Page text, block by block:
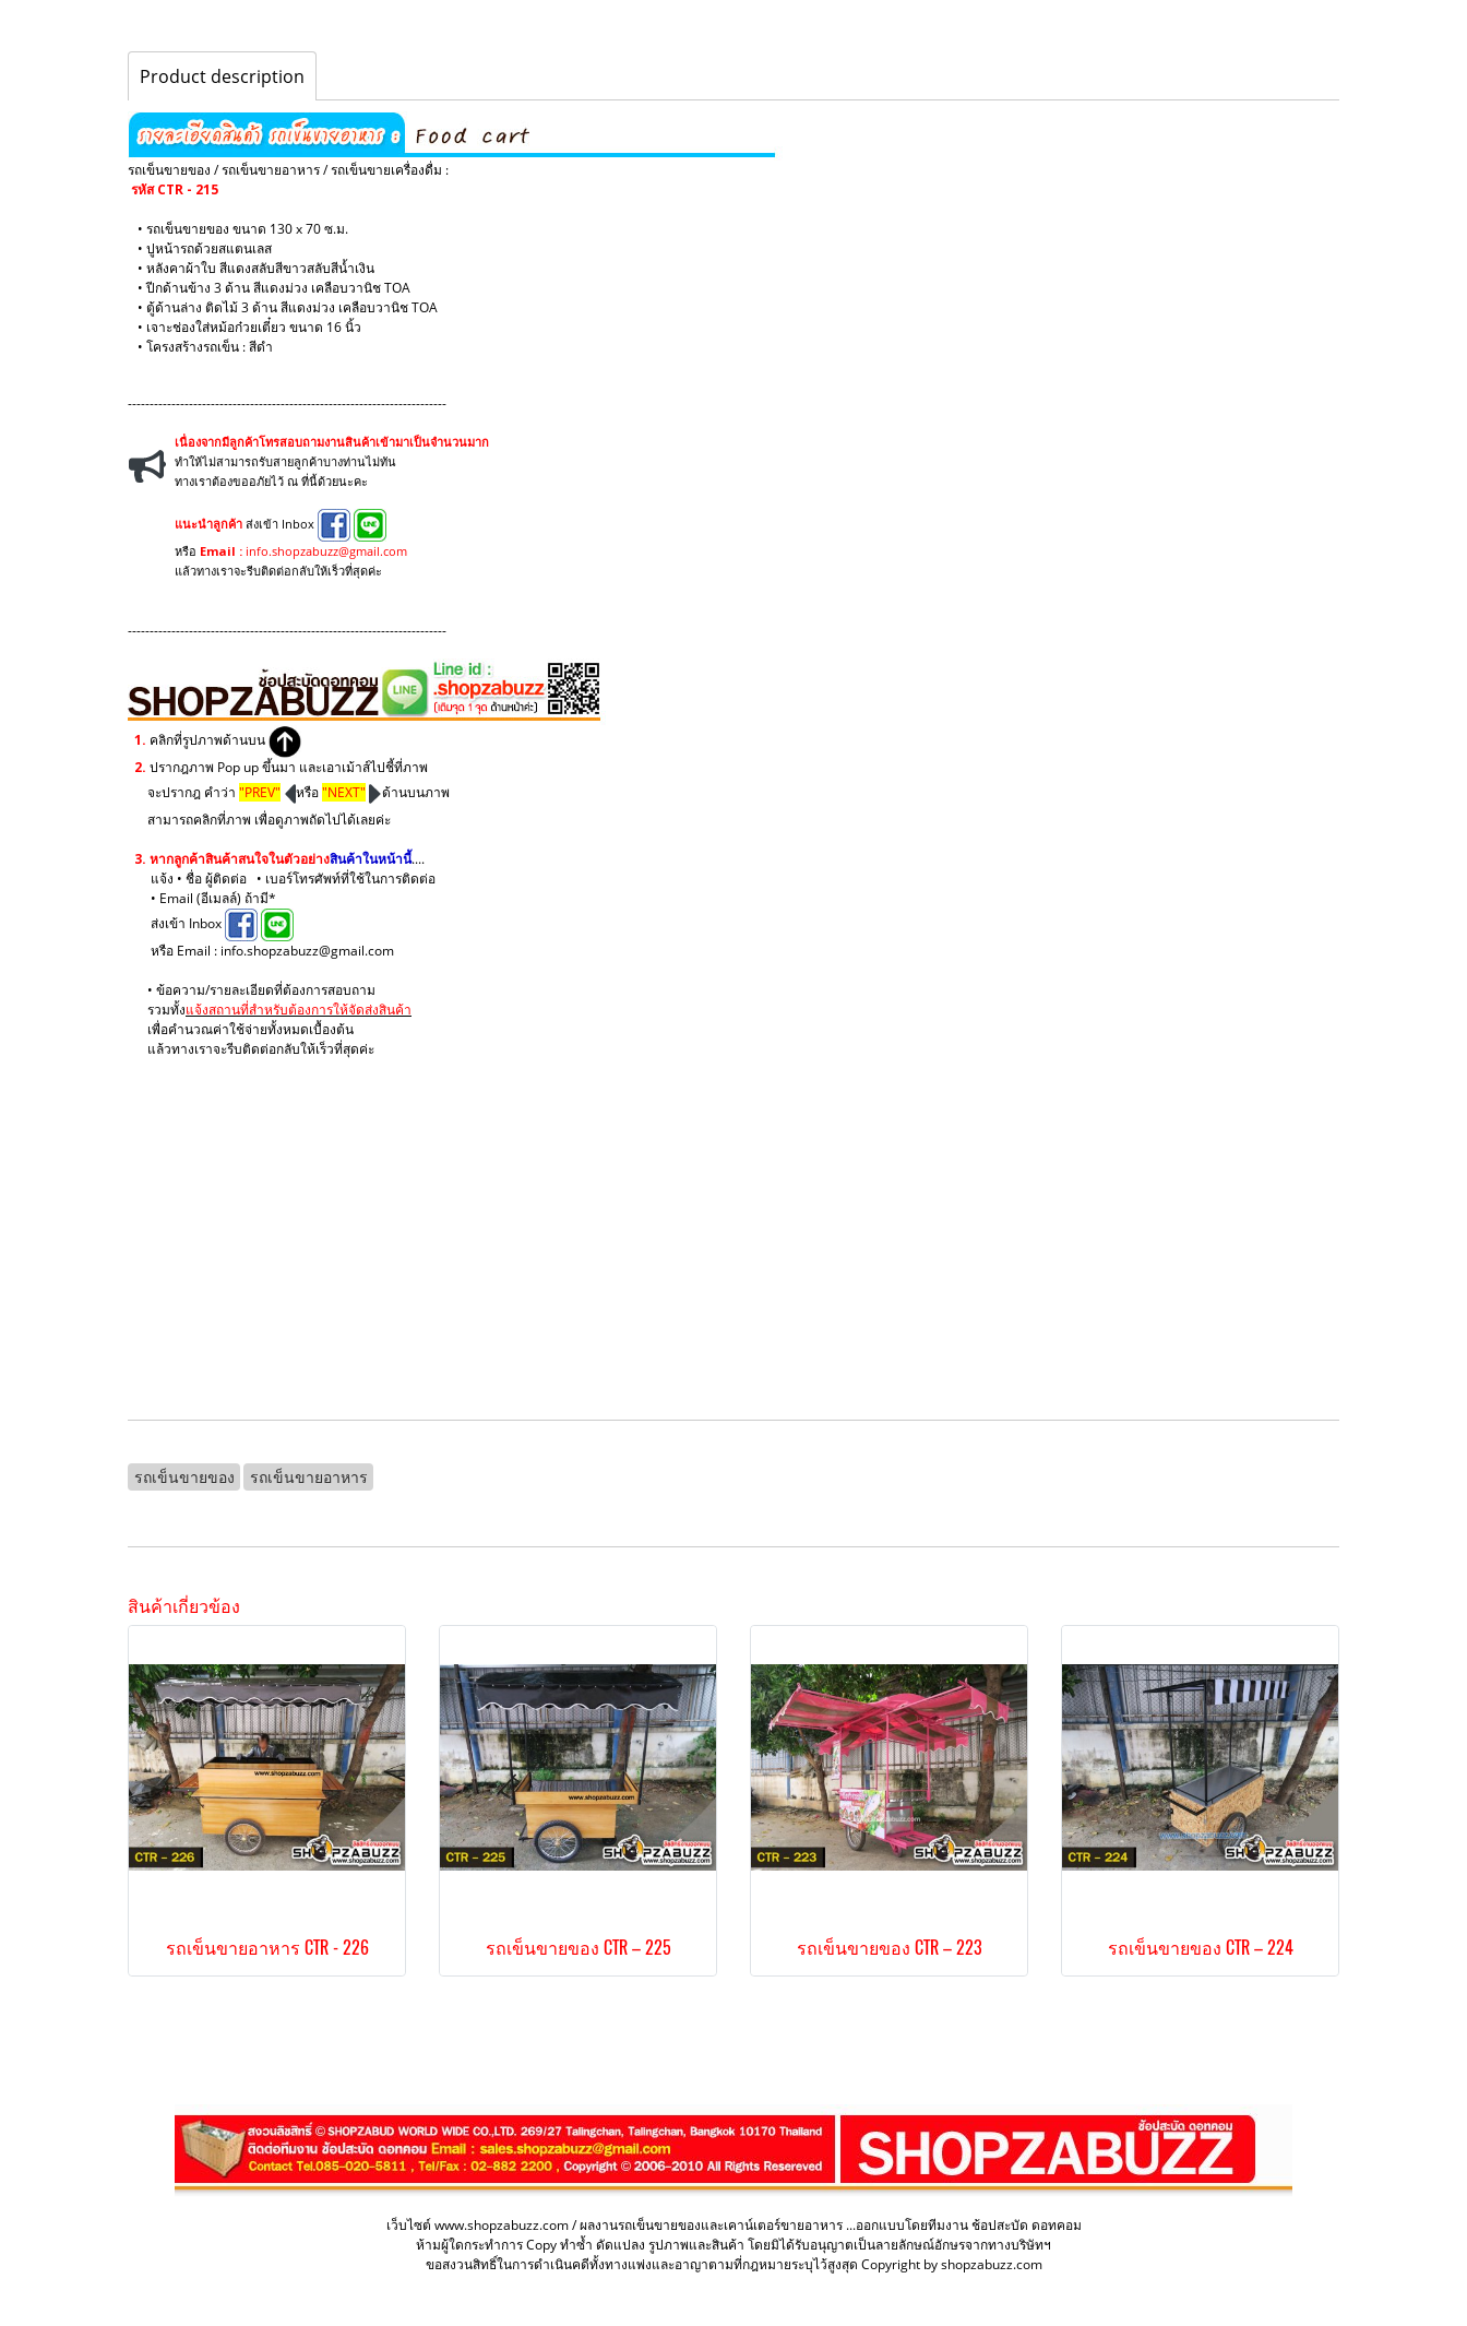
Product description
รถเข็นขายของ / รถเข็นขายอาหาร / รถเข็นขายเครื่องดื่ม :
รหัส CTR - 215
• รถเข็นขายของ ขนาด 130 x 70 ซ.ม.
• ปูหน้ารถด้วยสแตนเลส
• หลังคาผ้าใบ สีแดงสลับสีขาวสลับสีน้ำเงิน
• ปีกด้านข้าง 3 ด้าน สีแดงม่วง เคลือบวานิช TOA
• ตู้ด้านล่าง ติดไม้ 3 ด้าน สีแดงม่วง เคลือบวานิช TOA
• เจาะช่องใส่หม้อก๋วยเตี๋ยว ขนาด 16 นิ้ว
​• โครงสร้างรถเข็น : สีดำ
-------------------------------------------------------------------------
เนื่องจากมีลูกค้าโทรสอบถามงานสินค้าเข้ามาเป็นจำนวนมาก
ทำให้ไม่สามารถรับสายลูกค้าบางท่านไม่ทัน
ทางเราต้องขออภัยไว้ ณ ที่นี้ด้วยนะคะ
แนะนำลูกค้า ส่งเข้า Inbox
หรือ Email : info.shopzabuzz@gmail.com
แล้วทางเราจะรีบติดต่อกลับให้เร็วที่สุดค่ะ
-------------------------------------------------------------------------
1. คลิกที่รูปภาพด้านบน
2. ปรากฎภาพ Pop up ขึ้นมา และเอาเม้าส์ไปชี้ที่ภาพ
จะปรากฎ คำว่า "PREV" หรือ"NEXT"
ด้านบนภาพ
สามารถคลิกที่ภาพ เพื่อดูภาพถัดไปได้เลยค่ะ
3. หากลูกค้าสินค้าสนใจในตัวอย่างสินค้าในหน้านี้....
แจ้ง • ชื่อ ผู้ติดต่อ • เบอร์โทรศัพท์ที่ใช้ในการติดต่อ
• Email (อีเมลล์) ถ้ามี*
ส่งเข้า Inbox
หรือ Email : info.shopzabuzz@gmail.com
• ข้อความ/รายละเอียดที่ต้องการสอบถาม
รวมทั้งแจ้งสถานที่สำหรับต้องการให้จัดส่งสินค้า
เพื่อคำนวณค่าใช้จ่ายทั้งหมดเบื้องต้น
แล้วทางเราจะรีบติดต่อกลับให้เร็วที่สุดค่ะ
รถเข็นขายของ รถเข็นขายอาหาร
สินค้าเกี่ยวข้อง
รถเข็นขายอาหาร CTR - 226 รถเข็นขายของ CTR – 225 รถเข็นขายของ CTR – 223 รถเข็นขายของ CTR – 224
เว็บไซต์ www.shopzabuzz.com / ผลงานรถเข็นขายของและเคาน์เตอร์ขายอาหาร ...ออกแบบโดยทีมงาน ช้อปสะบัด ดอทคอม
ห้ามผู้ใดกระทำการ Copy ทำซ้ำ ดัดแปลง รูปภาพและสินค้า โดยมิได้รับอนุญาตเป็นลายลักษณ์อักษรจากทางบริษัทฯ
ขอสงวนสิทธิ์ในการดำเนินคดีทั้งทางแพ่งและอาญาตามที่กฎหมายระบุไว้สูงสุด Copyright by shopzabuzz.com